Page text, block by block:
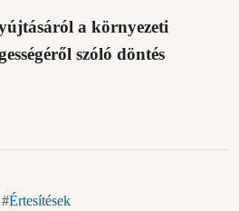
a környezeti
szóló döntés
Értesítések